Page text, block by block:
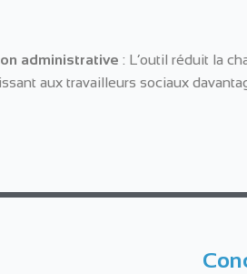
administrative : L’outil réduit la
aux travailleurs sociaux